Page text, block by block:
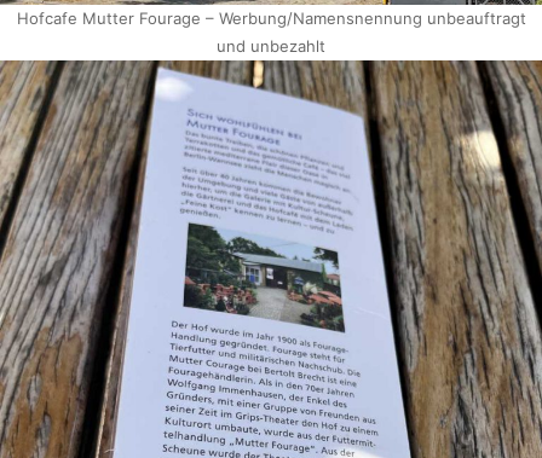
Hofcafe Mutter Fourage – Werbung/Namensnennung unbeauftragt
und unbezahlt